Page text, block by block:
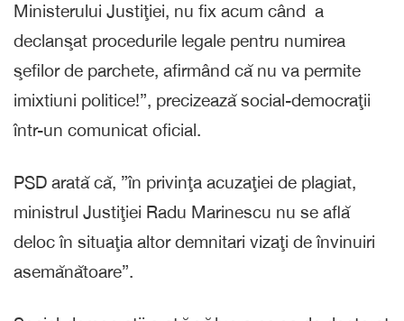
Ministerului Justiţiei, nu fix acum când a
declanşat procedurile legale pentru numirea
şefilor de parchete, afirmând că nu va permite
imixtiuni politice!”, precizează social-democraţii
într-un comunicat oficial.
PSD arată că, ”în privinţa acuzaţiei de plagiat,
ministrul Justiţiei Radu Marinescu nu se află
deloc în situaţia altor demnitari vizaţi de învinuiri
asemănătoare”.